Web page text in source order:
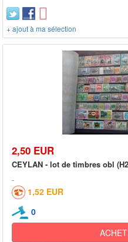
+ ajout à ma sélection
2,50 EUR
CEYLAN - lot de timbres obl
1,52 EUR
0